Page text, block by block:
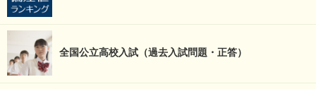
全国公立高校入試（過去入試問題・正答）